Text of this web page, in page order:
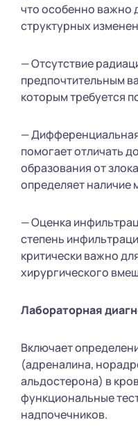
что особенно важно
структурных
— Отсутствие
предпочтительным
которым требуется
—
помогает отличать
образования от
определяет наличие
— Оценка
степень
критически важно
хирургического
Лабораторная
Включает
(адреналина,
альдостерона) в
функциональные
надпочечников.